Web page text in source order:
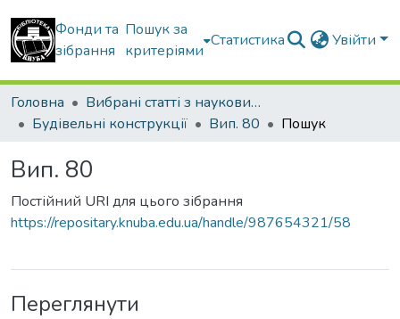
Фонди та
зібрання
Пошук за
критеріями
Статистика Увійти
Головна
Вибрані статті з наукових збірників КНУБА
Будівельні конструкції
Вип. 80 Пошук
Вип. 80
Постійний URI для цього зібрання
https://repositary.knuba.edu.ua/handle/987654321/58
Переглянути